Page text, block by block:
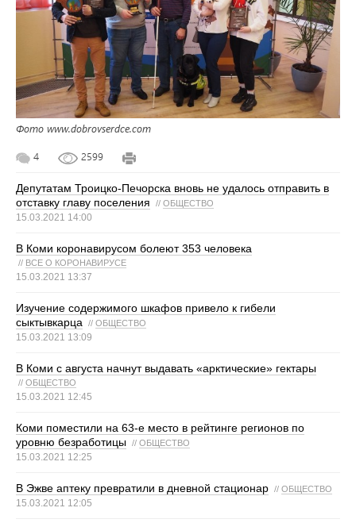
Фото www.dobrovserdce.com
4 2599
Депутатам Троицко-Печорска вновь не удалось отправить в
отставку главу поселения
// ОБЩЕСТВО
15.03.2021 14:00
В Коми коронавирусом болеют 353 человека
// ВСЕ О КОРОНАВИРУСЕ
15.03.2021 13:37
Изучение содержимого шкафов привело к гибели
сыктывкарца // ОБЩЕСТВО
15.03.2021 13:09
В Коми с августа начнут выдавать «арктические» гектары
// ОБЩЕСТВО
15.03.2021 12:45
Коми поместили на 63-е место в рейтинге регионов по
уровню безработицы // ОБЩЕСТВО
15.03.2021 12:25
В Эжве аптеку превратили в дневной стационар // ОБЩЕСТВО
15.03.2021 12:05